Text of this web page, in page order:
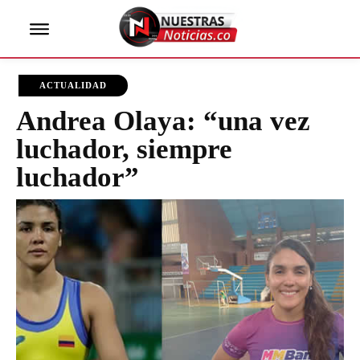
ACTUALIDAD
Andrea Olaya: “una vez
luchador, siempre
luchador”